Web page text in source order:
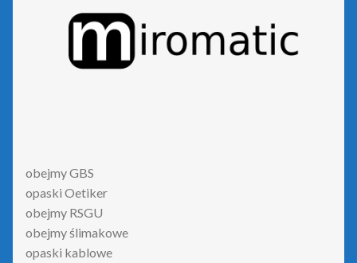
obejmy GBS
opaski Oetiker
obejmy RSGU
obejmy ślimakowe
opaski kablowe